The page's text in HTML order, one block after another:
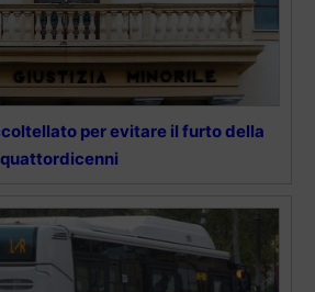
per evitare il furto della